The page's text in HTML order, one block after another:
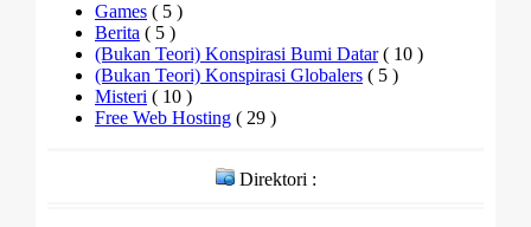
Games ( 5 )
Berita ( 5 )
(Bukan Teori) Konspirasi Bumi Datar( 10 )
(Bukan Teori) Konspirasi Globalers ( 5 )
Misteri ( 10 )
Free Web Hosting ( 29 )
Direktori :